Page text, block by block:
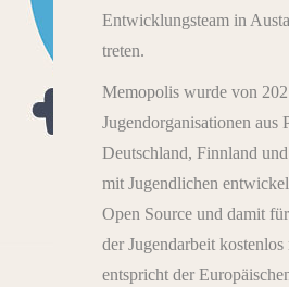
Entwicklungsteam in
treten.
Memopolis wurde von
Jugendorganisationen aus
Deutschland, Finnland
mit Jugendlichen
Open Source und damit
der Jugendarbeit kostenlos
entspricht der